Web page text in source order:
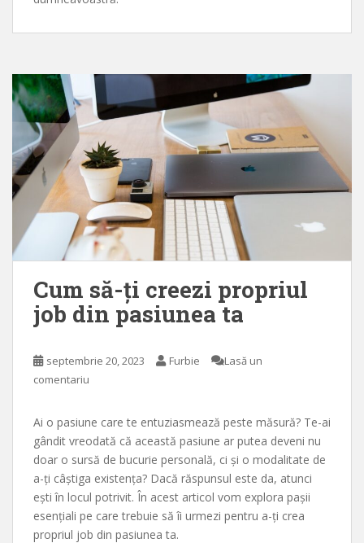
Cum să-ți creezi propriul
job din pasiunea ta
septembrie 20, 2023 Furbie
Lasă un
comentariu
Ai o pasiune care te entuziasmează peste măsură? Te-ai
gândit vreodată că această pasiune ar putea deveni nu
doar o sursă de bucurie personală, ci și o modalitate de
a-ți câștiga existența? Dacă răspunsul este da, atunci
ești în locul potrivit. În acest articol vom explora pașii
esențiali pe care trebuie să îi urmezi pentru a-ți crea
propriul job din pasiunea ta.